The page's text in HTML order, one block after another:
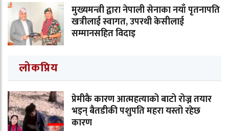
मुख्यमन्त्री द्वारा नेपाली सेनाका नयाँ पृतनापति
खत्रीलाई स्वागत, उपरथी केसीलाई
सम्मानसहित विदाइ
लोकप्रिय
प्रेमीकै कारण आत्महत्याको बाटो रोज्न तयार
भइन् बैतडीकी पशुपति महरा यस्तो रहेछ
कारण